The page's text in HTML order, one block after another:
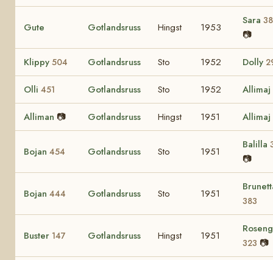
Gute Gotlandsruss Hingst 1953
Sara
📷
Klippy 504 Gotlandsruss Sto 1952 Dolly
Olli 451 Gotlandsruss Sto 1952 Allimaj
Alliman 📷 Gotlandsruss Hingst 1951 Allimaj
Bojan 454 Gotlandsruss Sto 1951
Balilla
📷
Bojan 444 Gotlandsruss Sto 1951
383
Buster 147 Gotlandsruss Hingst 1951
323 📷